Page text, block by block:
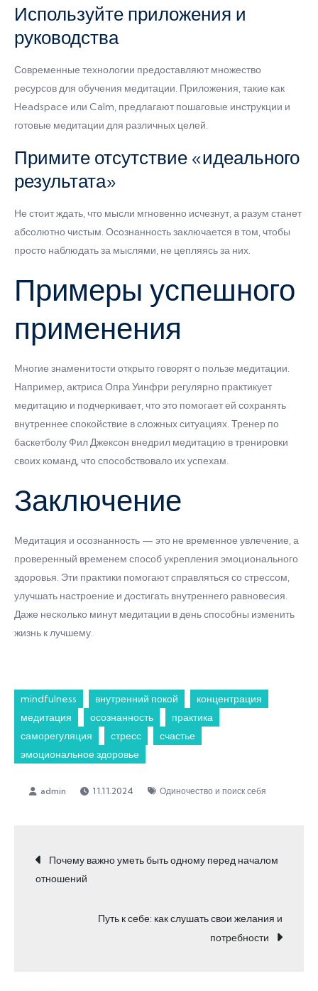
Используйте приложения и
руководства
Современные технологии предоставляют множество
ресурсов для обучения медитации. Приложения, такие как
Headspace или Calm, предлагают пошаговые инструкции и
готовые медитации для различных целей.
Примите отсутствие «идеального
результата»
Не стоит ждать, что мысли мгновенно исчезнут, а разум станет
абсолютно чистым. Осознанность заключается в том, чтобы
просто наблюдать за мыслями, не цепляясь за них.
Примеры успешного
применения
Многие знаменитости открыто говорят о пользе медитации.
Например, актриса Опра Уинфри регулярно практикует
медитацию и подчеркивает, что это помогает ей сохранять
внутреннее спокойствие в сложных ситуациях. Тренер по
баскетболу Фил Джексон внедрил медитацию в тренировки
своих команд, что способствовало их успехам.
Заключение
Медитация и осознанность — это не временное увлечение, а
проверенный временем способ укрепления эмоционального
здоровья. Эти практики помогают справляться со стрессом,
улучшать настроение и достигать внутреннего равновесия.
Даже несколько минут медитации в день способны изменить
жизнь к лучшему.
mindfulness внутренний покой
концентрация
медитация
осознанность
практика
саморегуляция
стресс
счастье
эмоциональное здоровье
11.11.2024 Одиночество и поиск себя
Навигация
записям
Почему важно уметь быть одному перед началом
отношений
Путь к себе: как слушать свои желания и
потребности